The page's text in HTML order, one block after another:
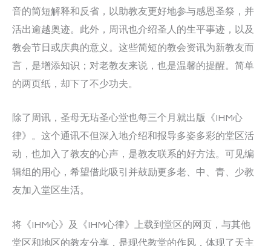
音的简短解释和反省，以助教友更好地参与感恩圣祭，并
活出逾越奥迹。此外，周讯也介绍圣人的生平事迹，以及
教会节日或庆典的意义。这些简短的教会资讯为新教友而
言，是增添知识；对老教友来说，也是温馨的提醒。简单
的两页纸，却下了不少功夫。
除了周讯，圣母无玷圣心堂也每三个月就出版《IHM心
律》。这个通讯不但深入地介绍和报导多姿多彩的堂区活
动，也加入了教友的心声，是教友联系的好方法。可见编
辑组的用心，希望借此吸引并鼓励更多老、中、青、少教
友加入堂区生活。
将《IHM心》及《IHM心律》上载到堂区的网页，与其他
堂区和地区的教友分享，是现代教堂的作风，体现了天主